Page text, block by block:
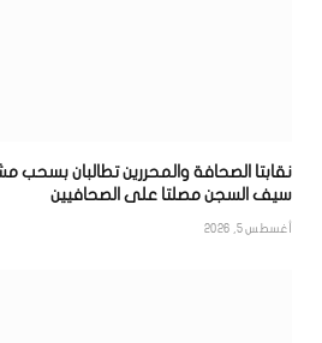
نقابتا الصحافة والمحررين تطالبان بسحب
سيف السجن مصلتا على الصحافيين
أغسطس 5, 2026